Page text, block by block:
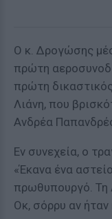
Ο κ. Δρογώσης
πρώτη
πρώτη
Λιάνη, που
Ανδρέα
Εν συνεχεία, ο
«Έκανα ένα
πρωθυπουργό. Τη
Οκ, σόρρυ αν ήταν